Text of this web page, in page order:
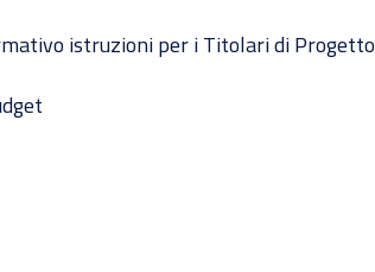
istruzioni per i Titolari di Progetto